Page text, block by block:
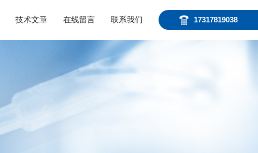
17317819038
技术文章 在线留言 联系我们